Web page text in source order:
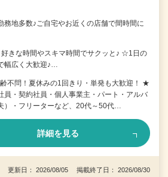
地多数♪ご自宅やお近くの店舗で間時間に
きな時間やスキマ時間でサクッと♪ ☆1日の
幅広く大歓迎♪…
不問！夏休みの1回きり・単発も大歓迎！ ★
員・契約社員・個人事業主・パート・アルバ
）・フリーターなど、20代～50代…
詳細を見る
更新日： 2026/08/05 掲載終了日： 2026/08/30